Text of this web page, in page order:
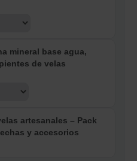
mineral base agua,
de velas
artesanales – Pack
y accesorios